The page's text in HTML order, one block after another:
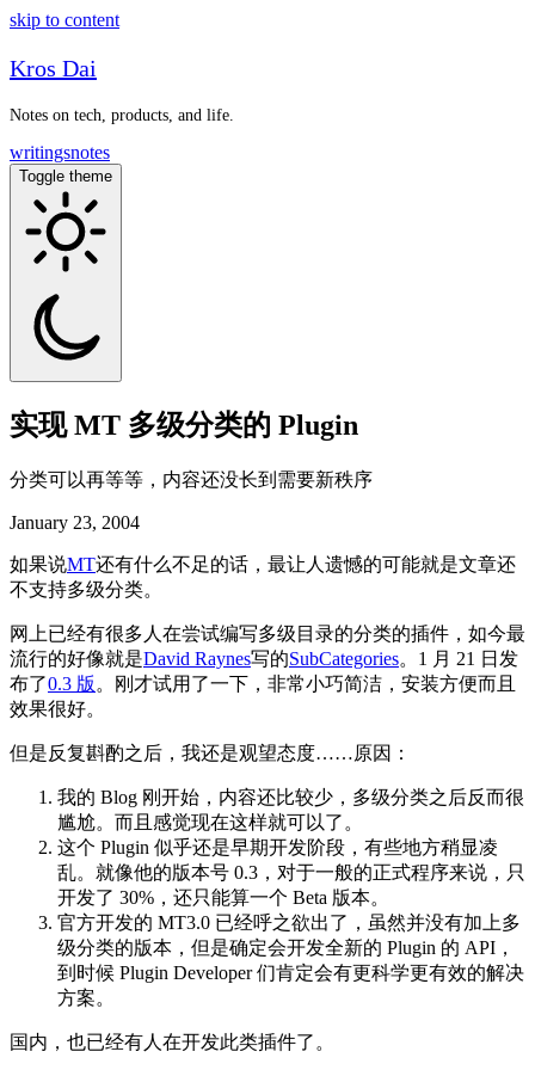
skip to content
Kros Dai
Notes on tech, products, and life.
writingsnotes
Toggle theme
实现 MT 多级分类的 Plugin
分类可以再等等，内容还没长到需要新秩序
January 23, 2004
如果说MT还有什么不足的话，最让人遗憾的可能就是文章还
不支持多级分类。
网上已经有很多人在尝试编写多级目录的分类的插件，如今最
流行的好像就是David Raynes写的SubCategories。1 月 21 日发
布了0.3 版 。刚才试用了一下，非常小巧简洁，安装方便而且
效果很好。
但是反复斟酌之后，我还是观望态度……原因：
我的 Blog 刚开始，内容还比较少，多级分类之后反而很
尴尬。而且感觉现在这样就可以了。
这个 Plugin 似乎还是早期开发阶段，有些地方稍显凌
乱。就像他的版本号 0.3，对于一般的正式程序来说，只
开发了 30%，还只能算一个 Beta 版本。
官方开发的 MT3.0 已经呼之欲出了，虽然并没有加上多
级分类的版本，但是确定会开发全新的 Plugin 的 API，
到时候 Plugin Developer 们肯定会有更科学更有效的解决
方案。
国内，也已经有人在开发此类插件了。